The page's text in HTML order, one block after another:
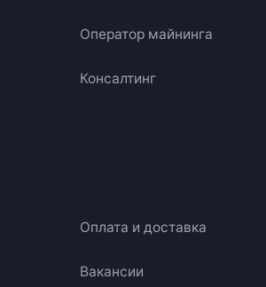
Оператор майнинга
Консалтинг
Оплата и доставка
Вакансии